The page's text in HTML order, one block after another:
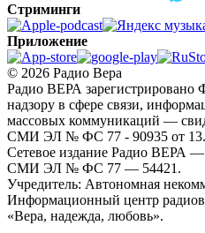
Стриминги
Приложение
© 2026 Радио Вера
Радио ВЕРА зарегистрировано
надзору в сфере связи,
массовых коммуникаций —
СМИ ЭЛ № ФС 77 - 90935 от
Сетевое издание Радио ВЕРА —
СМИ ЭЛ № ФС 77 — 54421.
Учредитель: Автономная
Информационный центр
«Вера, надежда, любовь».